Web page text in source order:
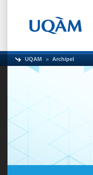
UQAM Archipel